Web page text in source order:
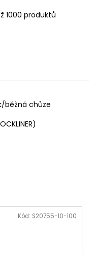
1000 produktů
běžná chůze
Kód: S20755-10-100